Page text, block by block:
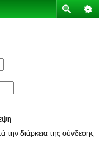
την διάρκεια της σύνδεσης